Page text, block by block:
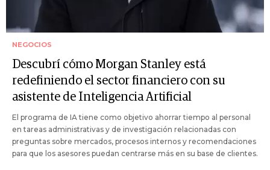
NEGOCIOS
Descubrí cómo Morgan Stanley está
redefiniendo el sector financiero con su
asistente de Inteligencia Artificial
El programa de IA tiene como objetivo ahorrar tiempo al personal
en tareas administrativas y de investigación relacionadas con
preguntas sobre mercados, procesos internos y recomendaciones
para que los asesores puedan centrarse más en su base de clientes.